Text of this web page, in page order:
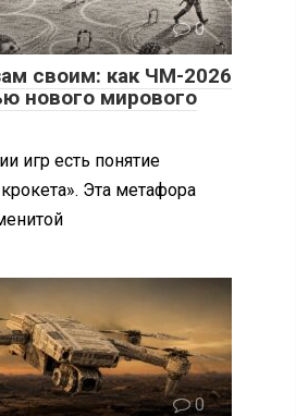
0
своим: как ЧМ-2026
нового мирового
игр есть понятие
Эта метафора
0